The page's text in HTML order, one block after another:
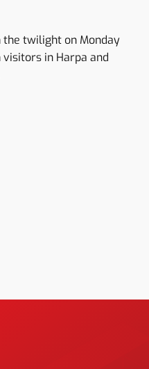
twilight on Monday
in Harpa and